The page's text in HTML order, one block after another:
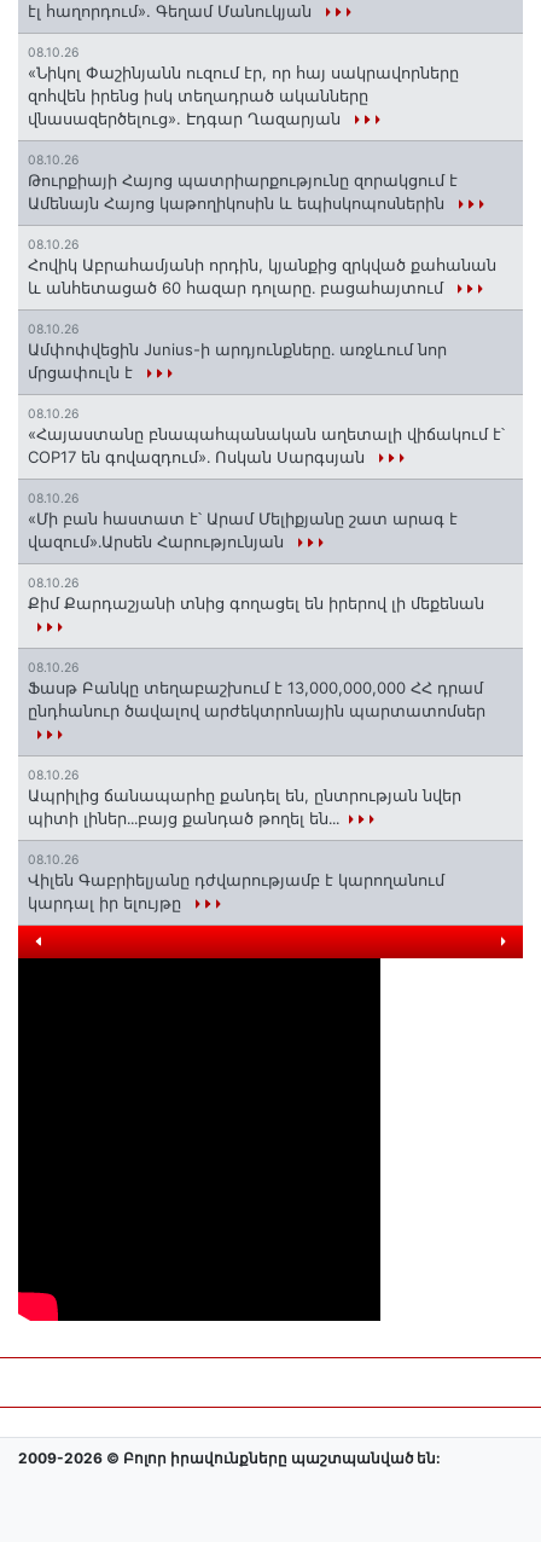
էլ հաղորդում». Գեղամ Մանուկյան
08.10.26
«Նիկոլ Փաշինյանն ուզում էր, որ հայ սակրավորները
զոհվեն իրենց իսկ տեղադրած ականները
վնասազերծելուց». Էդգար Ղազարյան
08.10.26
Թուրքիայի Հայոց պատրիարքությունը զորակցում է
Ամենայն Հայոց կաթողիկոսին և եպիսկոպոսներին
08.10.26
Հովիկ Աբրահամյանի որդին, կյանքից զրկված քահանան
և անհետացած 60 հազար դոլարը․ բացահայտում
08.10.26
Ամփոփվեցին Junius-ի արդյունքները․ առջևում նոր
մրցափուլն է
08.10.26
«Հայաստանը բնապահպանական աղետալի վիճակում է՝
COP17 են գովազդում»․ Ոսկան Սարգսյան
08.10.26
«Մի բան հաստատ է՝ Արամ Մելիքյանը շատ արագ է
վազում»․Արսեն Հարությունյան
08.10.26
Քիմ Քարդաշյանի տնից գողացել են իրերով լի մեքենան
08.10.26
Ֆասթ Բանկը տեղաբաշխում է 13,000,000,000 ՀՀ դրամ
ընդհանուր ծավալով արժեկտրոնային պարտատոմսեր
08.10.26
Ապրիլից ճանապարհը քանդել են, ընտրության նվեր
պիտի լիներ․․․բայց քանդած թողել են․․․​​​​​​​
08.10.26
Վիլեն Գաբրիելյանը դժվարությամբ է կարողանում
կարդալ իր ելույթը
2009-2026 © Բոլոր իրավունքները պաշտպանված են: